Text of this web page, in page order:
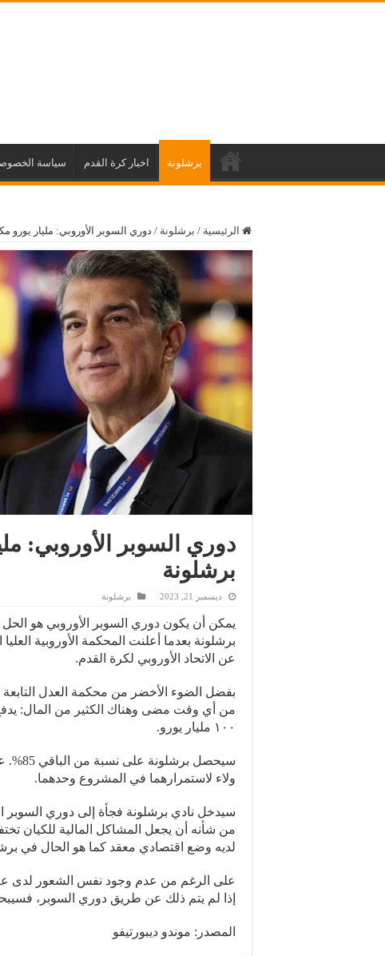
برشلونة اخبار كرة القدم سياسة
الرئيسية / برشلونة / دوري السوبر الأوروبي: مليار يورو
دوري السوبر الأوروبي:
برشلونة
ديسمبر 21, 2023 برشلونة
يمكن أن يكون دوري السوبر الأوروبي هو
برشلونة بعدما أعلنت المحكمة الأوروبية
عن الاتحاد الأوروبي لكرة القدم.
بفضل الضوء الأخضر من محكمة العدل التابعة
١٠٠ مليار يورو.
سيحصل
ولاء لاستمرارهما في المشروع وحدهما.
سيدخل نادي برشلونة فجأة إلى دوري السوبر
من شأنه أن يجعل المشاكل المالية للكيان
لديه وضع اقتصادي معقد كما هو الحال في
على الرغم من عدم وجود نفس الشعور لدى
إذا لم يتم ذلك عن طريق دوري السوبر،
المصدر: موندو ديبورتيفو